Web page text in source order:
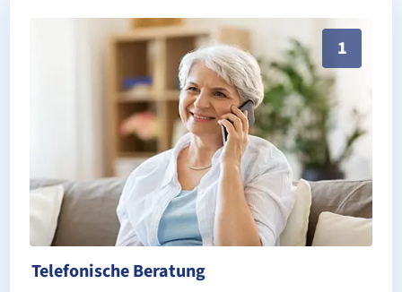
1
Persönliche Treppenlift-Beratung in Harth-Pöllnitz
Telefonische Beratung